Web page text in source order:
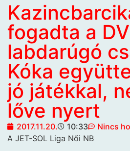
fogadta a
labdarúgó
Kóka
jó játékkal,
lőve nyert
2017.11.20. 10:33
Nincs
A JET-SOL Liga Női NB